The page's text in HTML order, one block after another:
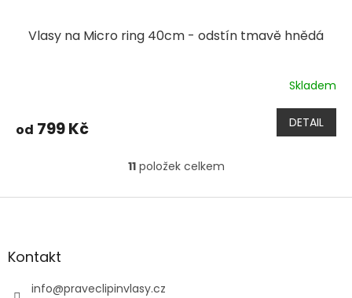
Vlasy na Micro ring 40cm - odstín tmavě hnědá
Skladem
od 799 Kč DETAIL
O
l
11položek celkem
Z
aKontakt
info@praveclipinvlasy.cz